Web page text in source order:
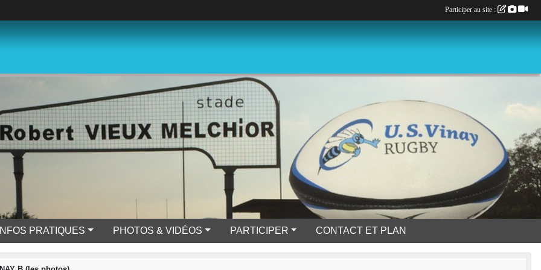
INFOS PRATIQUES PHOTOS & VIDÉOS PARTICIPER CONTACT ET PLAN
Participer au site :